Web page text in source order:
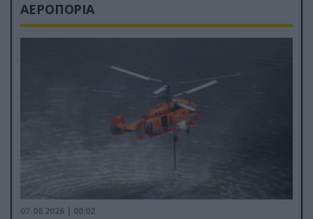
ΑΕΡΟΠΟΡΙΑ
07.08.2026 | 00:02